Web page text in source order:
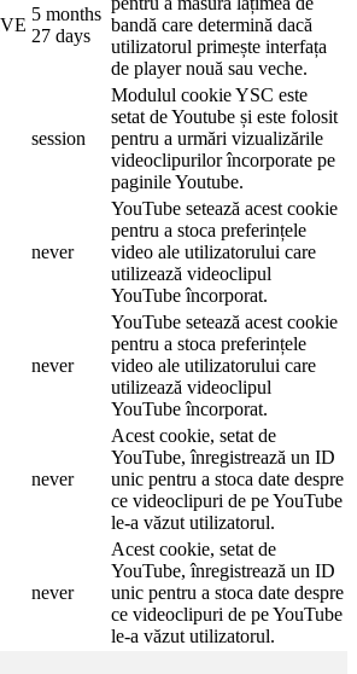
5 months
27 days
bandă care determină dacă
utilizatorul primește interfața
de player nouă sau veche.
session
Modulul cookie YSC este
setat de Youtube și este folosit
pentru a urmări vizualizările
videoclipurilor încorporate pe
paginile Youtube.
never
YouTube setează acest cookie
pentru a stoca preferințele
video ale utilizatorului care
utilizează videoclipul
YouTube încorporat.
never
YouTube setează acest cookie
pentru a stoca preferințele
video ale utilizatorului care
utilizează videoclipul
YouTube încorporat.
never
Acest cookie, setat de
YouTube, înregistrează un ID
unic pentru a stoca date despre
ce videoclipuri de pe YouTube
le-a văzut utilizatorul.
never
Acest cookie, setat de
YouTube, înregistrează un ID
unic pentru a stoca date despre
ce videoclipuri de pe YouTube
le-a văzut utilizatorul.